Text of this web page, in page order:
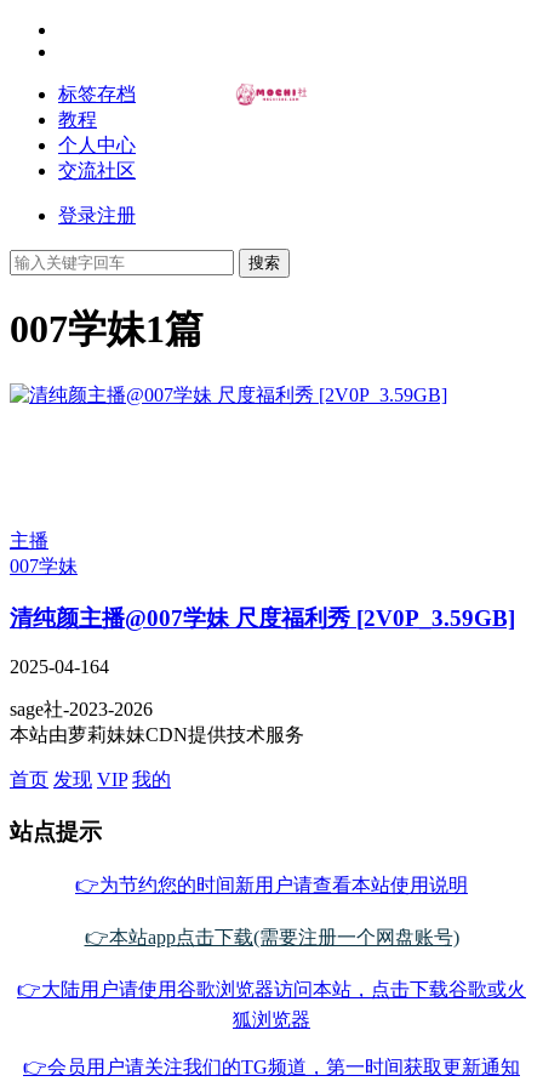
标签存档
教程
个人中心
交流社区
登录注册
搜索
007学妹1篇
主播
007学妹
清纯颜主播@007学妹 尺度福利秀 [2V0P_3.59GB]
2025-04-164
sage社-2023-2026
本站由萝莉妹妹CDN提供技术服务
首页 发现 VIP 我的
站点提示
👉为节约您的时间新用户请查看本站使用说明
👉本站app点击下载(需要注册一个网盘账号)
👉大陆用户请使用谷歌浏览器访问本站，点击下载谷歌或火
狐浏览器
👉会员用户请关注我们的TG频道，第一时间获取更新通知